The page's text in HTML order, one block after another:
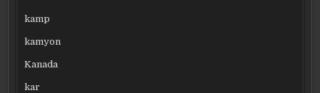
kamp
kamyon
Kanada
kar